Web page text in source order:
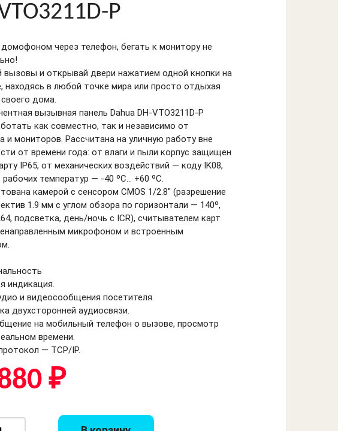
P
домофоном через телефон, бегать к монитору не
вызовы и открывай двери нажатием одной кнопки на
находясь в любой точке мира или просто отдыхая
дома.
вызывная панель Dahua DH-VTO3211D-P
как совместно, так и независимо от
и мониторов. Рассчитана на уличную работу вне
от времени года: от влаги и пыли корпус защищен
IP65, от механических воздействий — коду IK08,
рабочих температур — -40 ºС… +60 ºС.
камерой с сенсором CMOS 1/2.8" (разрешение
1.9 мм с углом обзора по горизонтали — 140º,
подсветка, день/ночь с ICR), считывателем карт
микрофоном и встроенным
индикация.
и видеосообщения посетителя.
двухсторонней аудиосвязи.
на мобильный телефон о вызове, просмотр
времени.
— TCP/IP.
₽